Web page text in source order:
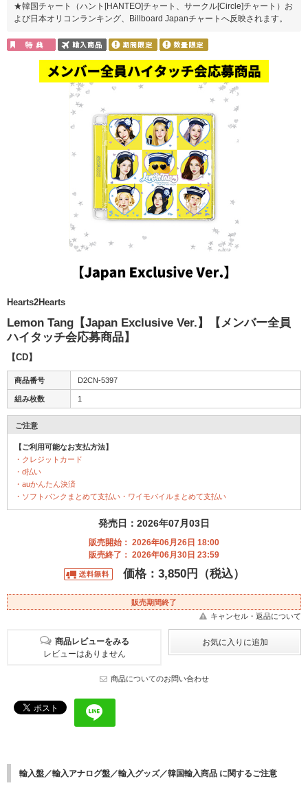
★韓国チャート（ハント[HANTEO]チャート、サークル[Circle]チャート）お
よび日本オリコンランキング、Billboard Japanチャートへ反映されます。
Hearts2Hearts
Lemon Tang【Japan Exclusive Ver.】【メンバー全員
ハイタッチ会応募商品】
【CD】
商品番号 D2CN-5397
組み枚数 1
ご注意
【ご利用可能なお支払方法】
・クレジットカード
・d払い
・auかんたん決済
・ソフトバンクまとめて支払い・ワイモバイルまとめて支払い
発売日：2026年07月03日
販売開始： 2026年06月26日 18:00
販売終了： 2026年06月30日 23:59
価格：3,850円（税込）
販売期間終了
キャンセル・返品について
商品レビューをみる
レビューはありません
商品についてのお問い合わせ
輸入盤／輸入アナログ盤／輸入グッズ／韓国輸入商品 に関するご注意